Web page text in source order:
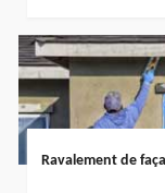
Ravalement de